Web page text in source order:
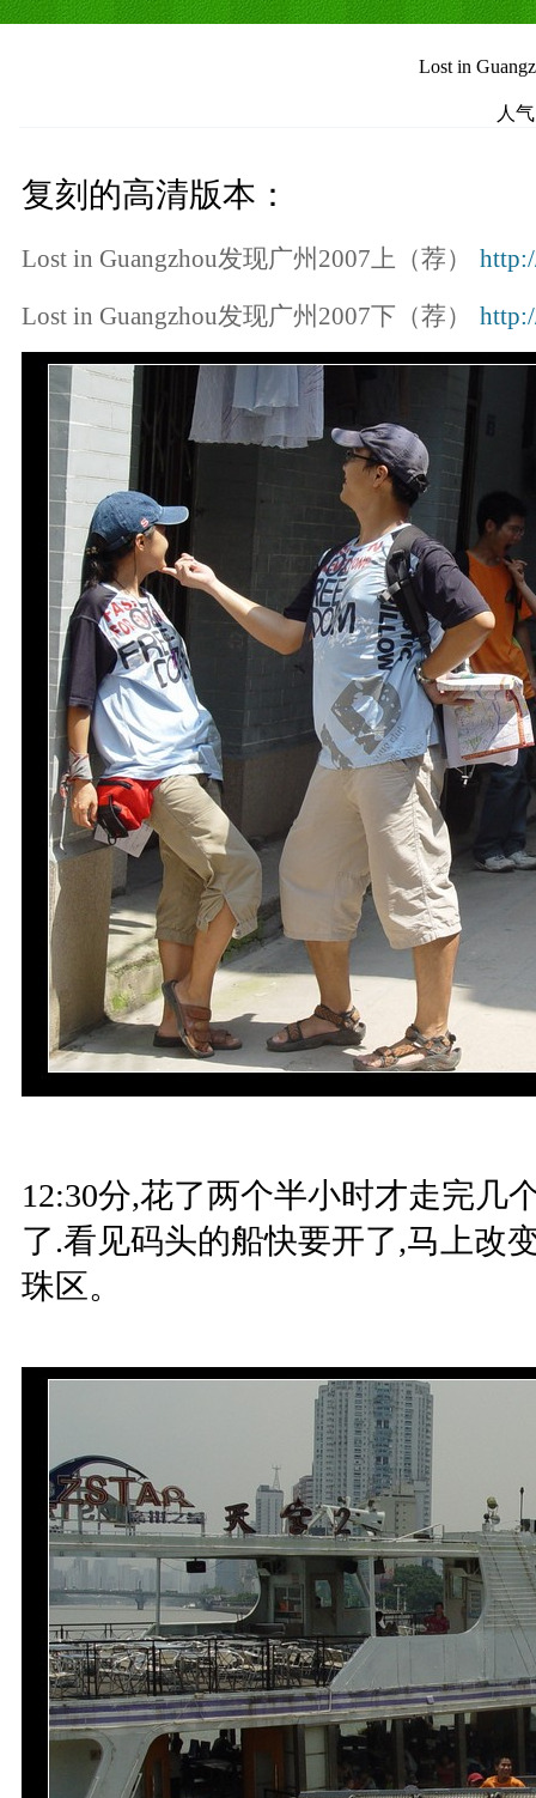
Lost in
人
复刻的高清版本：
Lost in Guangzhou发现广州2007上（荐）
Lost in Guangzhou发现广州2007下（荐）
12:30分,花了两个半小时才走完几
了.看见码头的船快要开了,马上改
珠区。